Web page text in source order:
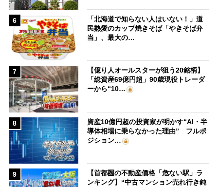
6
「北海道で知らない人はいない！」道
民熱愛のカップ焼きそば「やきそば弁
当」、最大の…
7
【億り人オールスターが狙う20銘柄】
「総資産69億円超」90歳現役トレーダ
ーから“10…
8
資産10億円超の投資家が明かす“AI・半
導体相場に乗らなかった理由” フルポ
ジション…
9
【首都圏の不動産価格「危ない駅」ラ
ンキング】“中古マンション売れ行き鈍